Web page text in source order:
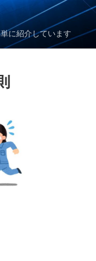
に紹介しています